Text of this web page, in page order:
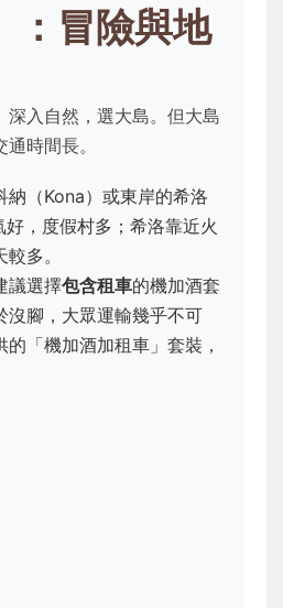
：冒險與地
深入自然，選大島。但大島
時間長。
納（Kona）或東岸的希洛
好，度假村多；希洛靠近火
多。
議選擇包含租車的機加酒套
沒腳，大眾運輸幾乎不可
「機加酒加租車」套裝，